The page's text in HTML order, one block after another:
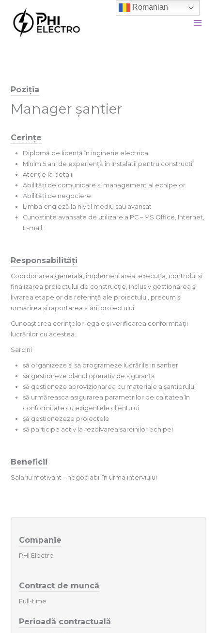
content
Poziția
Manager șantier
Cerințe
Diplomă de licență în inginerie electrica
Minim 5 ani de experiență în instalatii pentru construcții
Atenție la detalii
Abilități de comunicare și management al echipelor
Abilități de negociere
Limba engleză la nivel mediu sau avansat
Cunostinte avansate de utilizare a PC – MS Office, Internet,
E-mail;
Responsabilități
Coordonarea generală, implementarea, execuția, controlul și
finalizarea proiectului de construcție, inclusiv gestionarea și
livrarea etapelor de referință ale proiectului, precum și
urmărirea și raportarea stării proiectului
Cunoașterea cerințelor legale și verificarea conformității
lucrărilor cu acestea.
Sarcini
să organizeze si sa programeze lucrările in santier
să gestioneze planul operativ de siguranță
să gestioneze aprovizionarea cu materiale a șantierului
să urmăreasca asigurarea parametrilor de calitatea în
conformitate cu exigentele clientului
să gestionezeze proiectele
să participe activ la rezolvarea sarcinilor echipei
Beneficii
Salariu motivant – negociabil în urma interviului
Companie
PHI Electro
Contract de muncă
Full-time
Perioadă contractuală
Romanian